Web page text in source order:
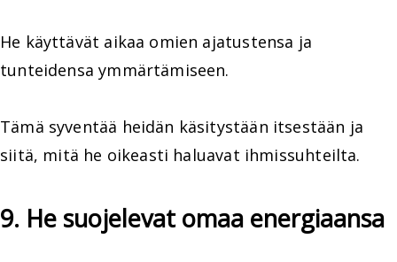
He käyttävät aikaa omien ajatustensa ja
tunteidensa ymmärtämiseen.
Tämä syventää heidän käsitystään itsestään ja
siitä, mitä he oikeasti haluavat ihmissuhteilta.
9. He suojelevat omaa energiaansa